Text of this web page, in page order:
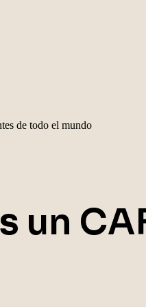
de todo el mundo
un